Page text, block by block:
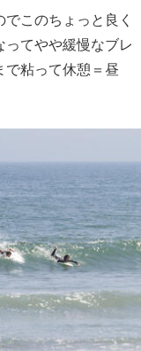
このちょっと良く
ってやや緩慢なブレ
で粘って休憩＝昼